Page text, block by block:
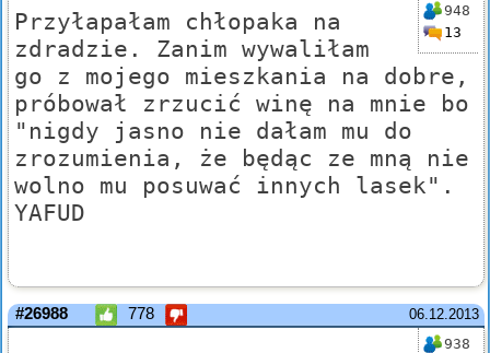
948
13
Przyłapałam chłopaka na
zdradzie. Zanim wywaliłam
go z mojego mieszkania na dobre,
próbował zrzucić winę na mnie bo
"nigdy jasno nie dałam mu do
zrozumienia, że będąc ze mną nie
wolno mu posuwać innych lasek".
YAFUD
06.12.2013
#26988 778
938